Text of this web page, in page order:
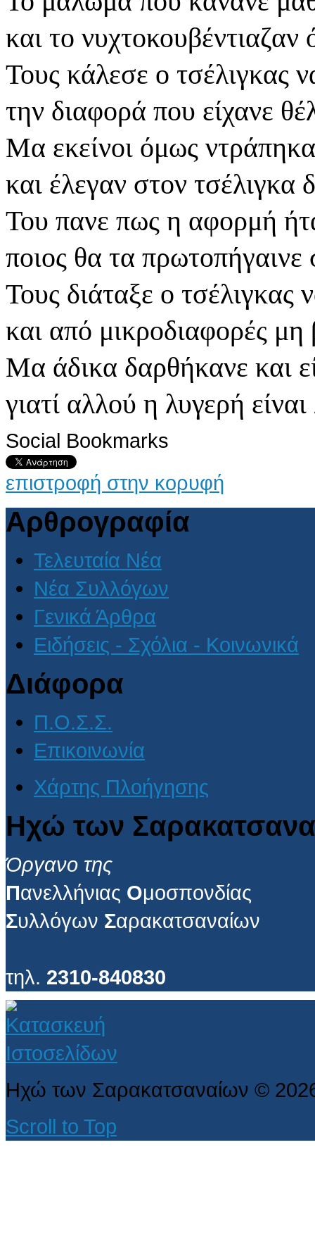
και το
Τους κάλεσε ο τσέλιγκας
την διαφορά που είχανε
Μα εκείνοι όμως
και έλεγαν στον τσέλιγκα
Του πανε πως η αφορμή
ποιος θα τα πρωτοπήγαινε
Τους διάταξε ο τσέλιγκας
και από μικροδιαφορές μη
Μα άδικα δαρθήκανε και
γιατί αλλού η λυγερή
Social Bookmarks
επιστροφή στην κορυφή
Αρθρογραφία
Τελευταία Νέα
Νέα Συλλόγων
Γενικά Άρθρα
Ειδήσεις - Σχόλια - Κοινωνικά
Διάφορα
Π.Ο.Σ.Σ.
Επικοινωνία
Χάρτης Πλοήγησης
Ηχώ των
Όργανο της
Πανελλήνιας Ομοσπονδίας
Συλλόγων Σαρακατσαναίων
τηλ. 2310-840830
Ηχώ των Σαρακατσαναίων ©
Scroll to Top